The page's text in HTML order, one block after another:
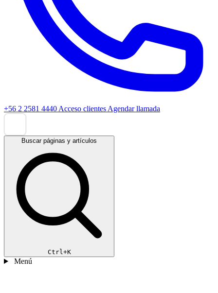
+56 2 2581 4440 Acceso clientes Agendar llamada
Buscar páginas y artículos
Ctrl+K
Menú